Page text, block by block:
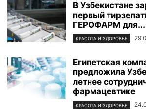
В Узбекистане
первый
ГЕРОФАРМ для...
КРАСОТА И ЗДОРОВЬЕ
Египетская
предложила
летнее
фармацевтике
КРАСОТА И ЗДОРОВЬЕ